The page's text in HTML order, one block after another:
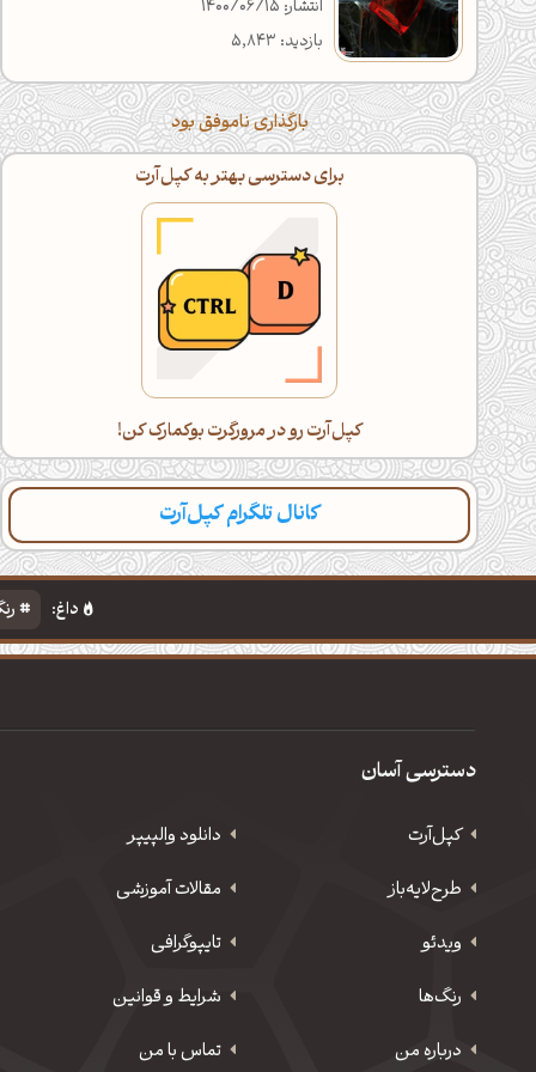
انتشار: 1400/06/15
بازدید: 5,843
بارگذاری ناموفق بود
برای دسترسی بهتر به کپل‌آرت
کپل‌آرت رو در مرورگرت بوکمارک کن!
کانال تلگرام کپل‌آرت
داغ:
دسترسی آسان
کپل‌آرت دانلود‌ والپیپر
طرح‌لایه‌باز
مقالات آموزشی
ویدئو
‌تایپوگرافی
رنگ‌ها
شرایط و قوانین
درباره من
تماس با من